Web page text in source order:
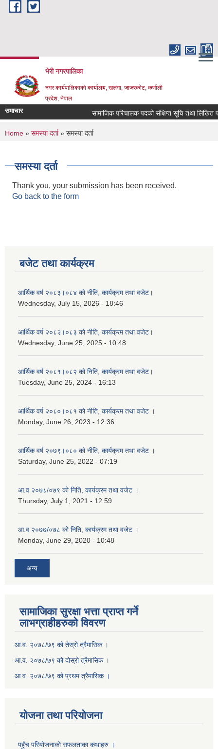
Skip to main content
भेरी नगरपालिका
नगर कार्यपालिकाको कार्यालय, खलंगा, जाजरकोट, कर्णाली
प्रदेश, नेपाल
समाचार सामाजिक परिचालक पदको संक्षिप्त सूचि तथा लिखित परिक्षा
You are here
Home » समस्या दर्ता» समस्या दर्ता
समस्या दर्ता
Thank you, your submission has been received.
Go back to the form
बजेट तथा कार्यक्रम
आर्थिक वर्ष २०८३।०८४ को नीति, कार्यक्रम तथा वजेट।
Wednesday, July 15, 2026 - 18:46
आर्थिक वर्ष २०८२।०८३ को नीति, कार्यक्रम तथा वजेट।
Wednesday, June 25, 2025 - 10:48
आर्थिक वर्ष २०८१।०८२ को निति, कार्यक्रम तथा वजेट।
Tuesday, June 25, 2024 - 16:13
आर्थिक वर्ष २०८०।०८१ को नीति, कार्यक्रम तथा वजेट ।
Monday, June 26, 2023 - 12:36
आर्थिक वर्ष २०७९।०८० को नीति, कार्यक्रम तथा वजेट ।
Saturday, June 25, 2022 - 07:19
आ.व २०७८/०७९ को निति, कार्यक्रम तथा वजेट ।
Thursday, July 1, 2021 - 12:59
आ.व २०७७/०७८ को निति, कार्यक्रम तथा वजेट ।
Monday, June 29, 2020 - 10:48
अन्य
सामाजिका सुरक्षा भत्ता प्राप्त गर्ने
लाभग्राहीहरुको विवरण
आ.व. २०७८/७९ को तेस्रो त्रैमासिक ।
आ.व. २०७८/७९ को दोस्रो त्रैमासिक ।
आ.व. २०७८/७९ को प्रथम त्रैमासिक ।
योजना तथा परियोजना
पहुँच परियोजनाको सफलताका कथाहरु ।